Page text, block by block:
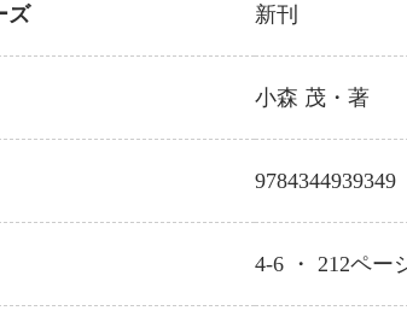
ズ 新刊
小森 茂 ・著
9784344939349
4-6 ・212ペー